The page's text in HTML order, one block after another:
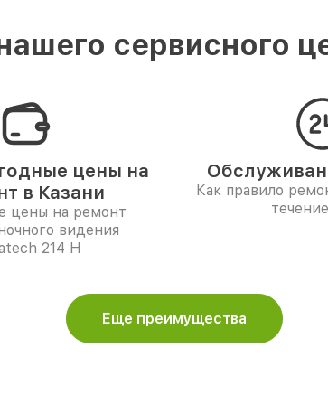
сервисного
цены на
в Казани
цены на ремонт
видения
214 Н
Как правило
Еще преимущества